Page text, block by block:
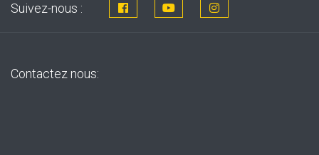
Suivez-nous :
Contactez nous: